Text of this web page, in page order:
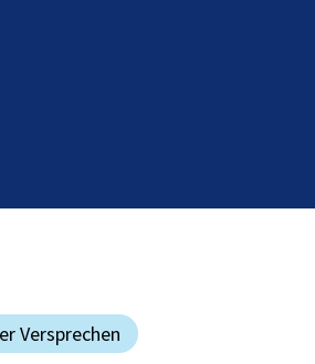
Versprechen